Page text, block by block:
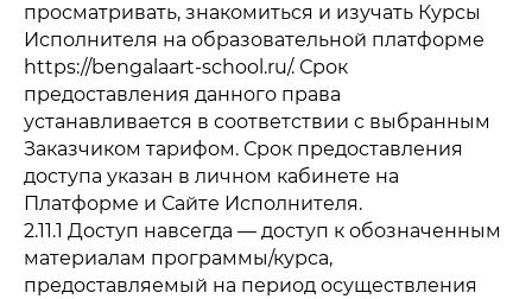
просматривать, знакомиться и изучать Курсы
Исполнителя на образовательной платформе
https://bengalaart-school.ru/. Срок
предоставления данного права
устанавливается в соответствии с выбранным
Заказчиком тарифом. Срок предоставления
доступа указан в личном кабинете на
Платформе и Сайте Исполнителя.
2.11.1 Доступ навсегда — доступ к обозначенным
материалам программы/курса,
предоставляемый на период осуществления